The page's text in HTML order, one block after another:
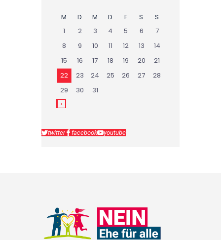
M D M D F S
S
1
2 3 4 5 6
7
8
9 10 11 12 13
14
15
16 17 18 19 20
21
22
23 24 25 26 27
28
29
30 31
twitter facebook youtube